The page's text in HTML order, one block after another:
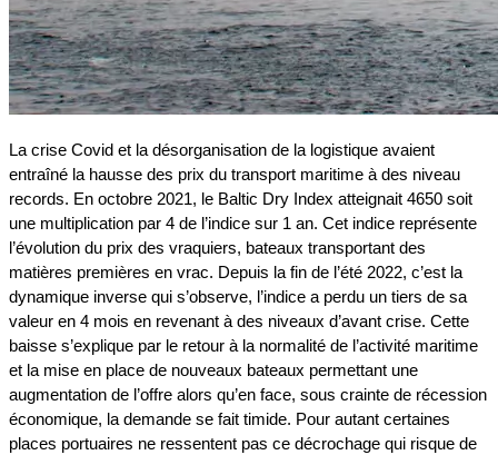
La crise Covid et la désorganisation de la logistique avaient
entraîné la hausse des prix du transport maritime à des niveau
records. En octobre 2021, le Baltic Dry Index atteignait 4650 soit
une multiplication par 4 de l’indice sur 1 an. Cet indice représente
l’évolution du prix des vraquiers, bateaux transportant des
matières premières en vrac. Depuis la fin de l’été 2022, c’est la
dynamique inverse qui s’observe, l’indice a perdu un tiers de sa
valeur en 4 mois en revenant à des niveaux d’avant crise. Cette
baisse s’explique par le retour à la normalité de l’activité maritime
et la mise en place de nouveaux bateaux permettant une
augmentation de l’offre alors qu’en face, sous crainte de récession
économique, la demande se fait timide. Pour autant certaines
places portuaires ne ressentent pas ce décrochage qui risque de